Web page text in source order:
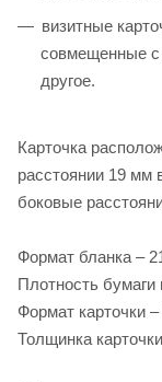
визитные
совмещенные с
другое.
Карточка
расстоянии 19 мм
боковые
Формат бланка –
Плотность бумаги
Формат карточки
Толщинка